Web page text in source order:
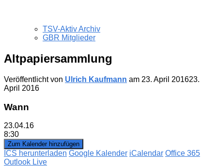
TSV-Aktiv Archiv
GBR Mitglieder
Altpapiersammlung
Veröffentlicht von Ulrich Kaufmann am 23. April 201623.
April 2016
Wann
23.04.16
8:30
Zum Kalender hinzufügen
ICS herunterladen Google Kalender iCalendar Office 365
Outlook Live